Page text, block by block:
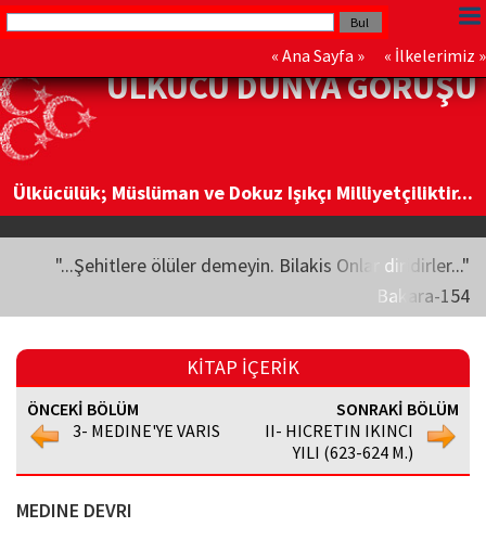
« Ana Sayfa » « İlkelerimiz »
ÜLKÜCÜ DÜNYA GÖRÜŞÜ
Ülkücülük; Müslüman ve Dokuz Işıkçı Milliyetçiliktir...
"...Şehitlere ölüler demeyin. Bilakis Onlar diridirler..."
Bakara-154
KİTAP İÇERİK
ÖNCEKİ BÖLÜM
3- MEDINE'YE VARIS
SONRAKİ BÖLÜM
II- HICRETIN IKINCI
YILI (623-624 M.)
MEDINE DEVRI